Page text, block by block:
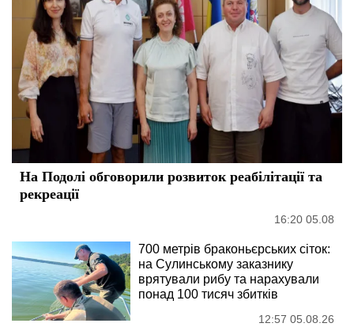
На Подолі обговорили розвиток реабілітації та
рекреації
16:20 05.08
700 метрів браконьєрських сіток:
на Сулинському заказнику
врятували рибу та нарахували
понад 100 тисяч збитків
12:57 05.08.26